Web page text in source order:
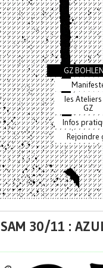
GZ BOHLEN
les
GZ
Infos
Rejoindre
SAM 30/11 :